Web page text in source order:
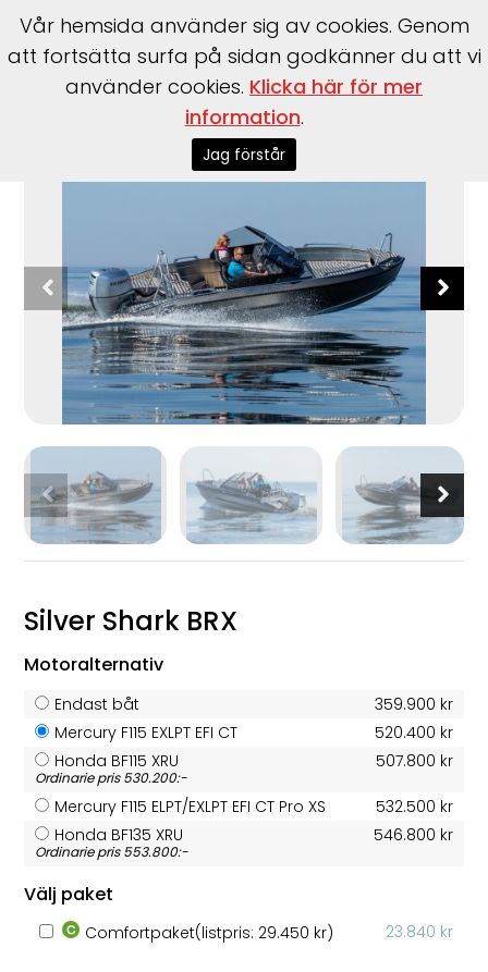
>Shark BRX
Silver Shark BRX
Motoralternativ
Endast båt
359.900 kr
Mercury F115 EXLPT EFI CT
520.400 kr
Honda BF115 XRU
507.800 kr
Ordinarie pris 530.200:-
Mercury F115 ELPT/EXLPT EFI CT Pro XS
532.500 kr
Honda BF135 XRU
546.800 kr
Ordinarie pris 553.800:-
Välj paket
Comfortpaket(listpris: 29.450 kr) 23.840 kr
Vår hemsida använder sig av cookies. Genom
att fortsätta surfa på sidan godkänner du att vi
använder cookies. Klicka här för mer
information.
Jag förstår